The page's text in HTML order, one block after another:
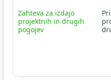
Zahteva za izdajo
projektnih in drugih
pogojev